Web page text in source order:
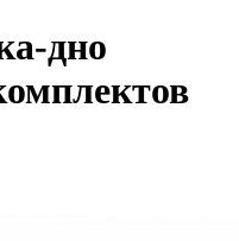
дно